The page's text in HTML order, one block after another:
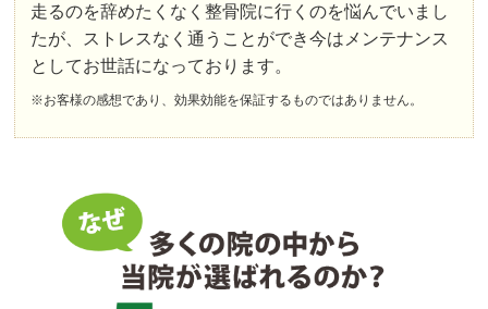
走るのを辞めたくなく整骨院に行くのを悩んでいまし
たが、ストレスなく通うことができ今はメンテナンス
としてお世話になっております。
※お客様の感想であり、効果効能を保証するものではありません。